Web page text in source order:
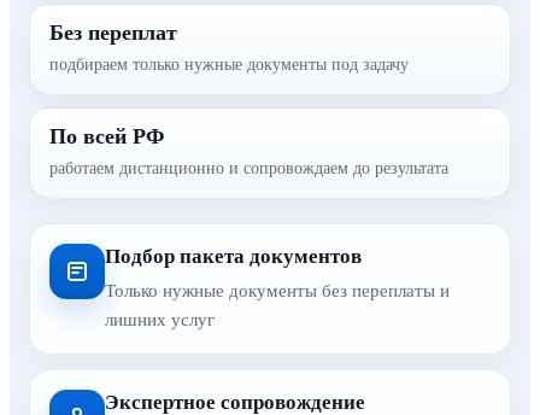
Без переплат
подбираем только нужные документы под задачу
По всей РФ
работаем дистанционно и сопровождаем до результата
Подбор пакета документов
Только нужные документы без переплаты и
лишних услуг
Экспертное сопровождение